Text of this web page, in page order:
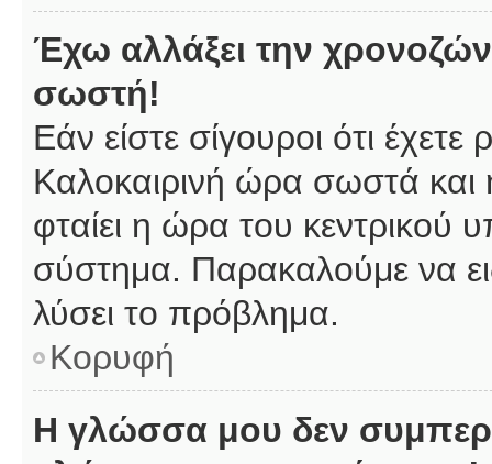
Έχω αλλάξει την
σωστή!
Εάν είστε σίγουροι ότι
Καλοκαιρινή ώρα σωστά και
φταίει η ώρα του κεντρικού
σύστημα. Παρακαλούμε να
λύσει το πρόβλημα.
Κορυφή
Η γλώσσα μου δεν